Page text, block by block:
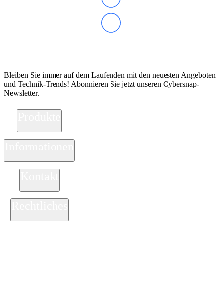
Bleiben Sie immer auf dem Laufenden mit den neuesten Angeboten
und Technik-Trends! Abonnieren Sie jetzt unseren Cybersnap-
Newsletter.